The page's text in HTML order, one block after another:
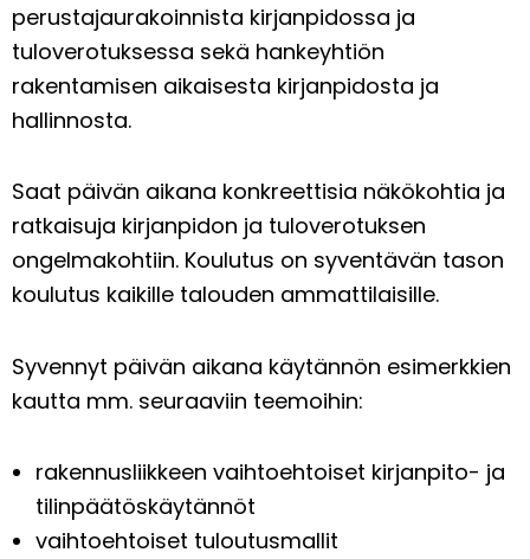
perustajaurakoinnista kirjanpidossa ja
tuloverotuksessa sekä hankeyhtiön
rakentamisen aikaisesta kirjanpidosta ja
hallinnosta.
Saat päivän aikana konkreettisia näkökohtia ja
ratkaisuja kirjanpidon ja tuloverotuksen
ongelmakohtiin. Koulutus on syventävän tason
koulutus kaikille talouden ammattilaisille.
Syvennyt päivän aikana käytännön esimerkkien
kautta mm. seuraaviin teemoihin:
rakennusliikkeen vaihtoehtoiset kirjanpito- ja
tilinpäätöskäytännöt
vaihtoehtoiset tuloutusmallit